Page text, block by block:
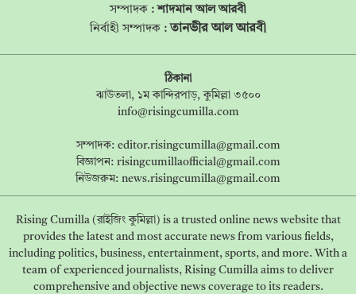
সম্পাদক :শাদমান আল আরবী
নির্বাহী সম্পাদক : তানভীর আল আরবী
ঠিকানা
ঝাউতলা, ১ম কান্দিরপাড়, কুমিল্লা ৩৫০০
info@risingcumilla.com
সম্পাদক: editor.risingcumilla@gmail.com
বিজ্ঞাপন: risingcumillaofficial@gmail.com
নিউজরুম: news.risingcumilla@gmail.com
Rising Cumilla (রাইজিং কুমিল্লা) is a trusted online news website that
provides the latest and most accurate news from various fields,
including politics, business, entertainment, sports, and more. With a
team of experienced journalists, Rising Cumilla aims to deliver
comprehensive and objective news coverage to its readers.